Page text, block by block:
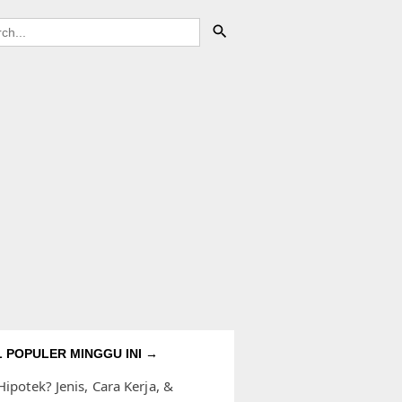
POPULER MINGGU INI →
Jenis, Cara Kerja, &